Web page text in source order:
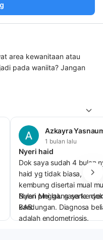
Azkayra
1 bulan lalu
Nyeri haid
Dok saya sudah 4 bulan
haid yg tidak biasa, perut
kembung disertai mual
Nyeri pinggang serta
BAB.
Bulan Mei lalu saya ke
kandungan. Diagnosa
adalah endometriosis.
area kewanitaan atau
pada waniita? Jangan